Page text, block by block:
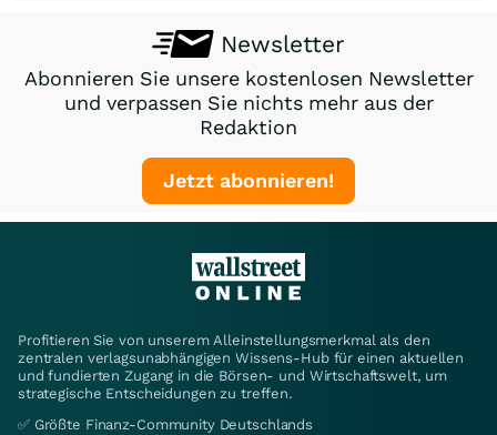
Newsletter
Abonnieren Sie unsere kostenlosen Newsletter
und verpassen Sie nichts mehr aus der
Redaktion
Jetzt abonnieren!
Profitieren Sie von unserem Alleinstellungsmerkmal als den
zentralen verlagsunabhängigen Wissens-Hub für einen aktuellen
und fundierten Zugang in die Börsen- und Wirtschaftswelt, um
strategische Entscheidungen zu treffen.
✅ Größte Finanz-Community Deutschlands